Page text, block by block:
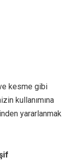
kesme gibi
kullanımına
yararlanmak